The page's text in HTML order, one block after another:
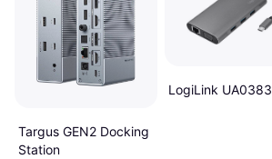
Targus GEN2 Docking
Station
LogiLink UA0383